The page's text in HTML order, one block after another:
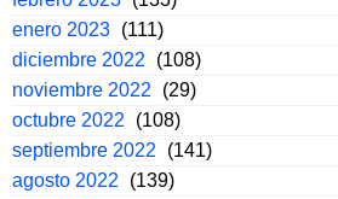
enero 2023 (111)
diciembre 2022
(108)
noviembre 2022
(29)
octubre 2022
(108)
septiembre 2022
(141)
agosto 2022
(139)